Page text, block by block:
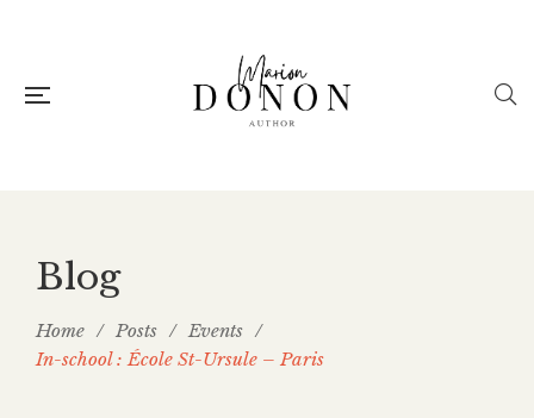
Blog
Home / Posts / Events /
In-school : École St-Ursule – Paris